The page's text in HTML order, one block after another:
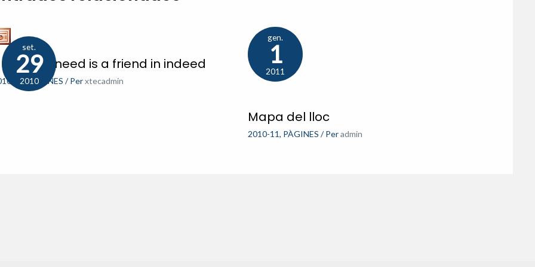
set.
29
2010
friend in need is a friend in indeed
11,PÀGINES / Perxtecadmin
gen.
1
2011
Mapa del lloc
2010-11, PÀGINES / Per admin